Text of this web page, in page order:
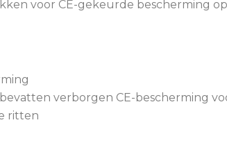
voor CE-gekeurde bescherming
verborgen CE-bescherming
ritten